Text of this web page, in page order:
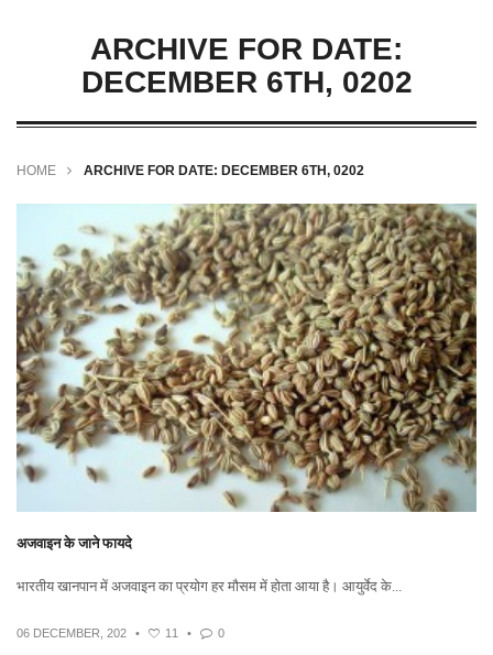
ARCHIVE FOR DATE:
DECEMBER 6TH, 0202
HOME ARCHIVE FOR DATE: DECEMBER 6TH, 0202
अजवाइन के जाने फायदे
भारतीय खानपान में अजवाइन का प्रयोग हर मौसम में होता आया है। आयुर्वेद के...
06 DECEMBER, 202 • 11 • 0